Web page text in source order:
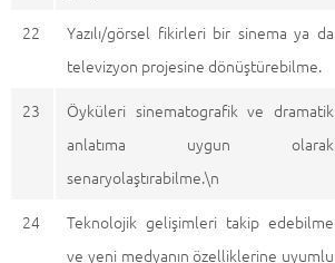
22
Yazılı/görsel fikirleri bir sinema ya da
televizyon projesine dönüştürebilme.
23
Öyküleri sinematografik ve dramatik
anlatıma uygun olarak
senaryolaştırabilme.\n
24
Teknolojik gelişimleri takip edebilme
ve yeni medyanın özelliklerine uyumlu